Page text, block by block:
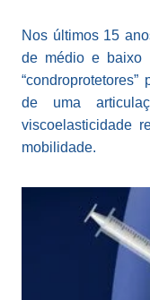
Nos últimos 15
de médio e baixo
de uma
viscoelasticidade
mobilidade.